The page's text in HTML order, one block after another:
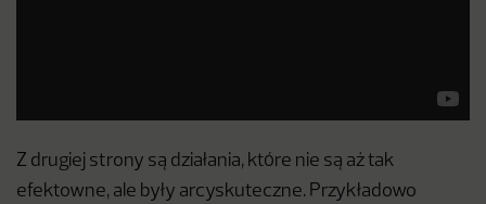
Z drugiej strony są działania, które nie są aż tak
efektowne, ale były arcyskuteczne. Przykładowo